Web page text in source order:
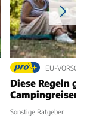
EU-
Diese Regeln
Campingreisen
Sonstige Ratgeber